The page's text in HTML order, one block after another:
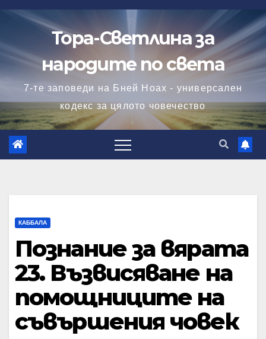
Skip
content
Тора-Светлина за
народите по света
7-те заповеди на Бней Ноах - универсален
кодекс за цялото човечество
КАББАЛА
Познание за вярата
23. Възвисяване на
помощниците на
съвършения човек